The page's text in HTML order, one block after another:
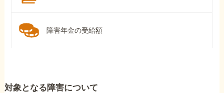
障害年金の受給額
対象となる障害について